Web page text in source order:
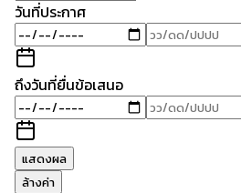
วันที่ประกาศ
ถึงวันที่ยื่นข้อเสนอ
แสดงผล
ล้างค่า